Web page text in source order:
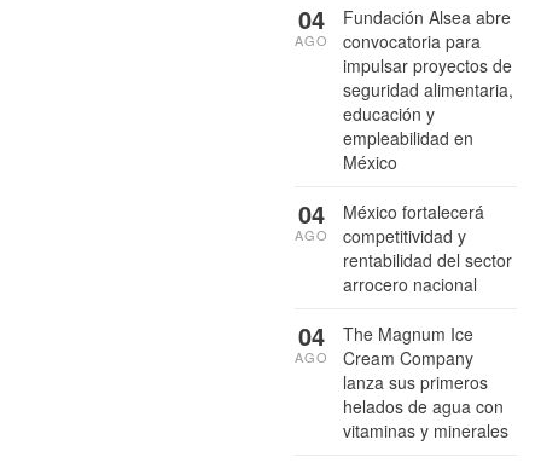
Fundación Alsea abre
convocatoria para
impulsar proyectos de
seguridad alimentaria,
educación y
empleabilidad en
México
04
AGO
México fortalecerá
competitividad y
rentabilidad del sector
arrocero nacional
04
AGO
The Magnum Ice
Cream Company
lanza sus primeros
helados de agua con
vitaminas y minerales
04
AGO